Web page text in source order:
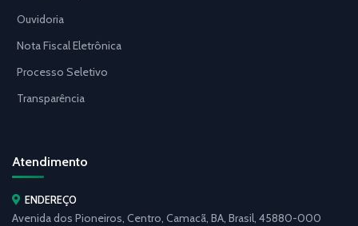
Ouvidoria
Nota Fiscal Eletrônica
Processo Seletivo
Transparência
Atendimento
ENDEREÇO
Avenida dos Pioneiros, Centro, Camacã, BA, Brasil, 45880-000